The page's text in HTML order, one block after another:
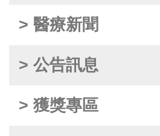
> 醫療新聞
> 公告訊息
> 獲獎專區